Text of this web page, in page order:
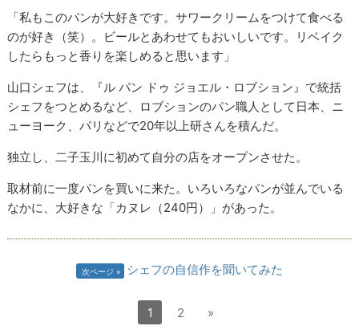
「私もこのパンが大好きです。サワークリームをつけて食べる
のが好き（笑）。ビールとあわせてもおいしいです。リベイク
したらもっと香りを楽しめると思います」
山口シェフは、『ル パン ドゥ ジョエル・ロブション』で統括
シェフをつとめるなど、ロブションのパン職人として日本、ニ
ューヨーク、パリなどで20年以上研さんを積んだ。
独立し、二子玉川に初めて自分の店をオープンさせた。
取材前に一度パンを買いに来た。いろいろなパンが並んでいる
なかに、大好きな「カヌレ（240円）」があった。
次ページ シェフの自信作を聞いてみた
1 2 »